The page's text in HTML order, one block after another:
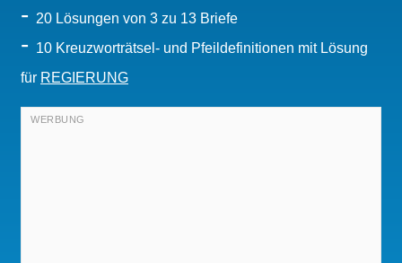
- 20 Lösungen von 3 zu 13 Briefe
- 10 Kreuzworträtsel- und Pfeildefinitionen mit Lösung
für REGIERUNG